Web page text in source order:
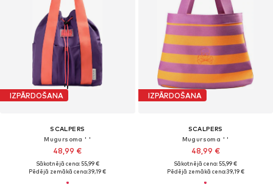
IZPĀRDOŠANA
SCALPERS
Mugursoma ' '
48,99 €
Sākotnējā cena: 55,99 €
Pēdējā zemākā cena:39,19 €
IZPĀRDOŠANA
SCALPERS
Mugursoma ' '
48,99 €
Sākotnējā cena: 55,99 €
Pēdējā zemākā cena:39,19 €